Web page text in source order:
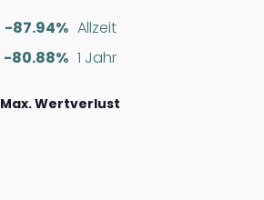
-87.94% Allzeit
-80.88% 1 Jahr
Max. Wertverlust